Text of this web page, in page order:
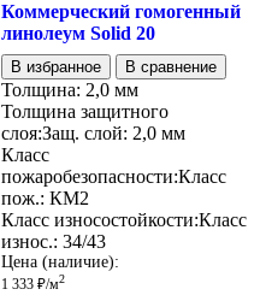
Коммерческий гомогенный
линолеум Solid 20
В избранное В сравнение
Толщина: 2,0 мм
Толщина защитного
слоя:Защ. слой: 2,0 мм
Класс
пожаробезопасности:Класс
пож.: КМ2
Класс износостойкости:Класс
износ.: 34/43
Цена (наличие):
1 333 ₽/м2